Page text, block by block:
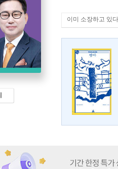
이미 소장하고 있